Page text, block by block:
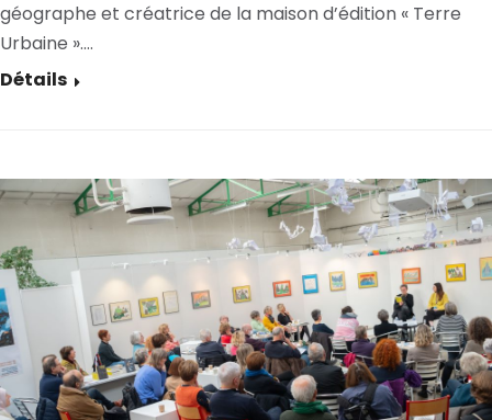
géographe et créatrice de la maison d’édition « Terre
Urbaine ».…
Détails